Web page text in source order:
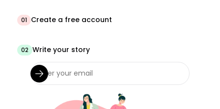
01 Create a free account
02 Write your story